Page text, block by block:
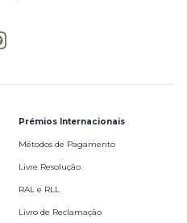
Prémios Internacionais
Métodos de Pagamento
Livre Resolução
RAL e RLL
Livro de Reclamação